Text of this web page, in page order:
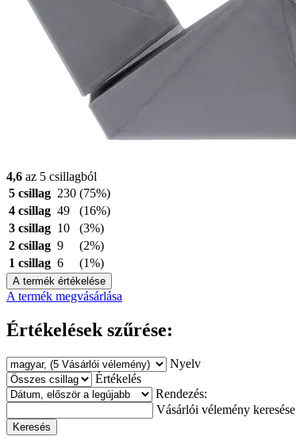
4,6 az 5 csillagból
5 csillag 230 (75%)
4 csillag 49
(16%)
3 csillag 10
(3%)
2 csillag 9
(2%)
1 csillag 6 (1%)
A termék értékelése
A termék megvásárlása
Értékelések szűrése:
Nyelv
Értékelés
Rendezés:
Vásárlói vélemény keresése
Keresés